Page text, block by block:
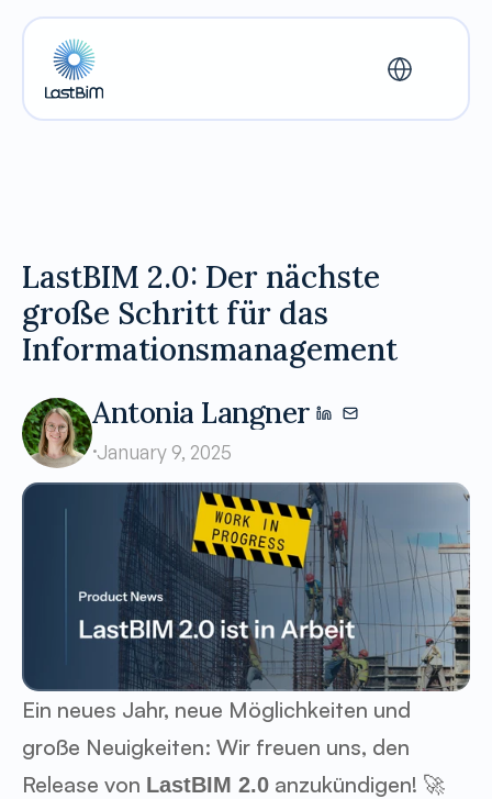
English
LastBIM 2.0: Der nächste
große Schritt für das
Informationsmanagement
Antonia Langner
·January 9, 2025
Ein neues Jahr, neue Möglichkeiten und
große Neuigkeiten: Wir freuen uns, den
Release von LastBIM 2.0 anzukündigen! 🚀